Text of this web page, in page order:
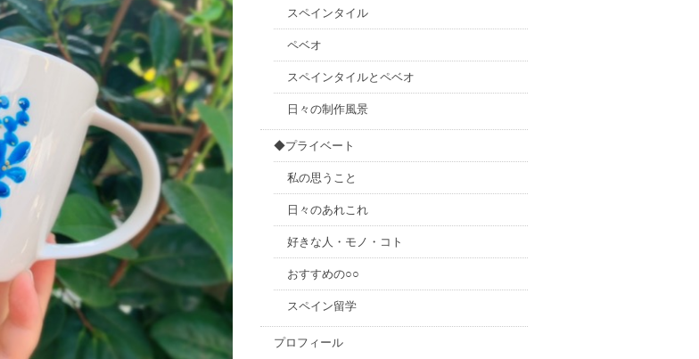
スペインタイル
ペベオ
スペインタイルとペベオ
日々の制作風景
◆プライベート
私の思うこと
日々のあれこれ
好きな人・モノ・コト
おすすめの○○
スペイン留学
プロフィール